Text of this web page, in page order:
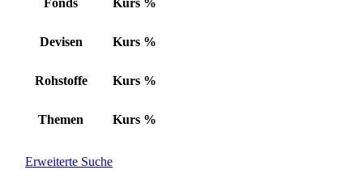
Fonds Kurs %
Devisen Kurs %
Rohstoffe Kurs %
Themen Kurs %
Erweiterte Suche